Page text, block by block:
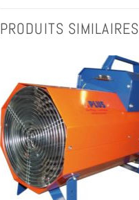
PRODUITS SIMILAIRES